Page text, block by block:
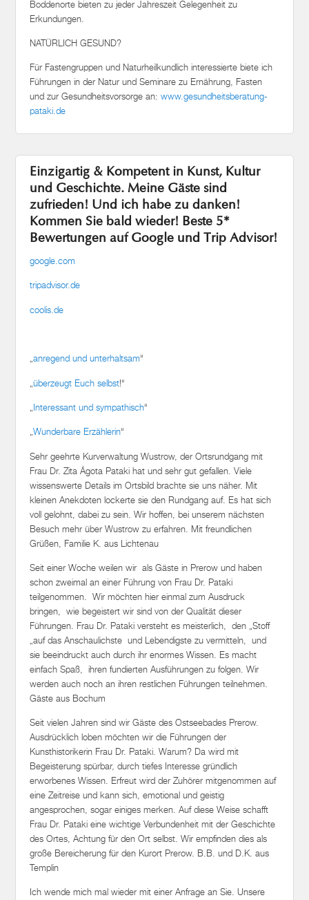
NATÜRLICH GESUND?
Für Fastengruppen und Naturheilkundlich interessierte biete ich
und zur Gesundheitsvorsorge an:www.gesundheitsberatung-
pataki.de
zufrieden! Und ich habe zu danken!
Kommen Sie bald wieder! Beste 5*
Bewertungen auf Google und Trip Advisor!
google.com
tripadvisor.de
coolis.de
„überzeugt Euch selbst!“
„Interessant und sympathisch
Wunderbare Erzählerin“
Sehr geehrte Kurverwaltung Wustrow, der Ortsrundgang mit
wissenswerte Details im Ortsbild brachte sie uns näher. Mit
kleinen Anekdoten lockerte sie den Rundgang auf. Es hat sich
voll gelohnt, dabei zu sein. Wir hoffen, bei unserem nächsten
Besuch mehr über Wustrow zu erfahren. Mit freundlichen
Grüßen, Familie K. aus Lichtenau
Seit einer Woche weilen wir als Gäste in Prerow und haben
teilgenommen. Wir möchten hier einmal zum Ausdruck
bringen, wie begeistert wir sind von der Qualität dieser
Führungen. Frau Dr. Pataki versteht es meisterlich, den „Stoff
„auf das Anschaulichste und Lebendigste zu vermitteln, und
sie beeindruckt auch durch ihr enormes Wissen. Es macht
einfach Spaß, ihren fundierten Ausführungen zu folgen. Wir
werden auch noch an ihren restlichen Führungen teilnehmen.
Gäste aus Bochum
Seit vielen Jahren sind wir Gäste des Ostseebades Prerow.
Kunsthistorikerin Frau Dr. Pataki. Warum? Da wird mit
Begeisterung spürbar, durch tiefes Interesse gründlich
erworbenes Wissen. Erfreut wird der Zuhörer mitgenommen auf
eine Zeitreise und kann sich, emotional und geistig
angesprochen, sogar einiges merken. Auf diese Weise schafft
Frau Dr. Pataki eine wichtige Verbundenheit mit der Geschichte
des Ortes, Achtung für den Ort selbst. Wir empfinden dies als
große Bereicherung für den Kurort Prerow. B.B. und D.K. aus
Templin
Ich wende mich mal wieder mit einer Anfrage an Sie. Unsere
mich freuen, wenn das klappt! Touristikunternehmen aus Triptis